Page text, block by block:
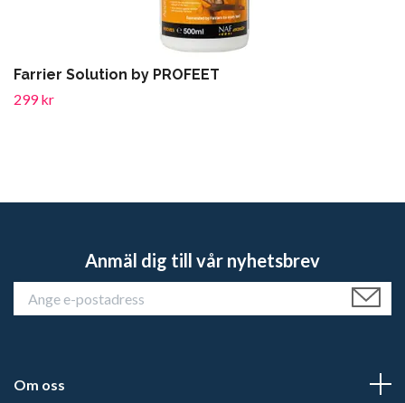
Farrier Solution by PROFEET
299 kr
Anmäl dig till vår nyhetsbrev
Om oss